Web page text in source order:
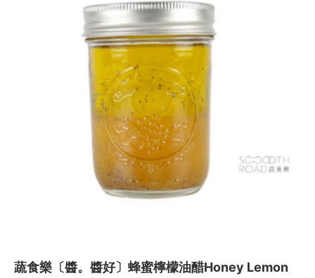
營養補給站
火腿．起司．歐陸食材
水餃 / 麵食 / 湯圓 / 包子
滷味 / 香腸 / 下酒菜
熟食 / 小吃 / 鮑魚罐
農產 / 乾貨
蔬食樂〔醬。醬好〕蜂蜜檸檬油醋Honey Lemon